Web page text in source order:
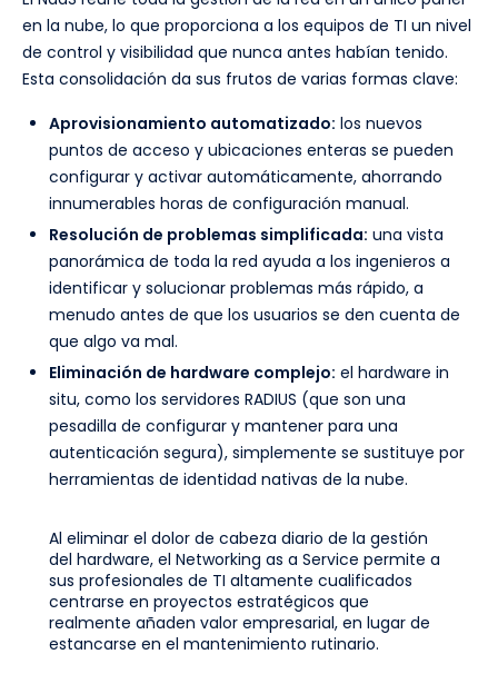
en la nube, lo que proporciona a los equipos de TI un nivel
de control y visibilidad que nunca antes habían tenido.
Esta consolidación da sus frutos de varias formas clave:
Aprovisionamiento automatizado: los nuevos
puntos de acceso y ubicaciones enteras se pueden
configurar y activar automáticamente, ahorrando
innumerables horas de configuración manual.
Resolución de problemas simplificada: una vista
panorámica de toda la red ayuda a los ingenieros a
identificar y solucionar problemas más rápido, a
menudo antes de que los usuarios se den cuenta de
que algo va mal.
Eliminación de hardware complejo: el hardware in
situ, como los servidores RADIUS (que son una
pesadilla de configurar y mantener para una
autenticación segura), simplemente se sustituye por
herramientas de identidad nativas de la nube.
Al eliminar el dolor de cabeza diario de la gestión
del hardware, el Networking as a Service permite a
sus profesionales de TI altamente cualificados
centrarse en proyectos estratégicos que
realmente añaden valor empresarial, en lugar de
estancarse en el mantenimiento rutinario.